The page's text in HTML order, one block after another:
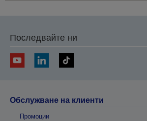
Последвайте ни
Обслужване на клиенти
Промоции